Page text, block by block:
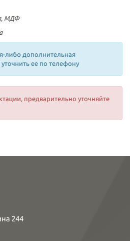
МДФ
либо дополнительная
ее по телефону
предварительно уточняйте
244